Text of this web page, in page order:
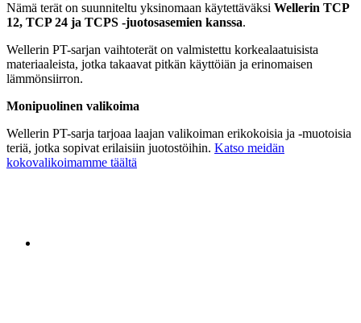
Nämä terät on suunniteltu yksinomaan käytettäväksi Wellerin TCP
12, TCP 24 ja TCPS -juotosasemien kanssa.
Wellerin PT-sarjan vaihtoterät on valmistettu korkealaatuisista
materiaaleista, jotka takaavat pitkän käyttöiän ja erinomaisen
lämmönsiirron.
Monipuolinen valikoima
Wellerin PT-sarja tarjoaa laajan valikoiman erikokoisia ja -muotoisia
teriä, jotka sopivat erilaisiin juotostöihin. Katso meidän
kokovalikoimamme täältä